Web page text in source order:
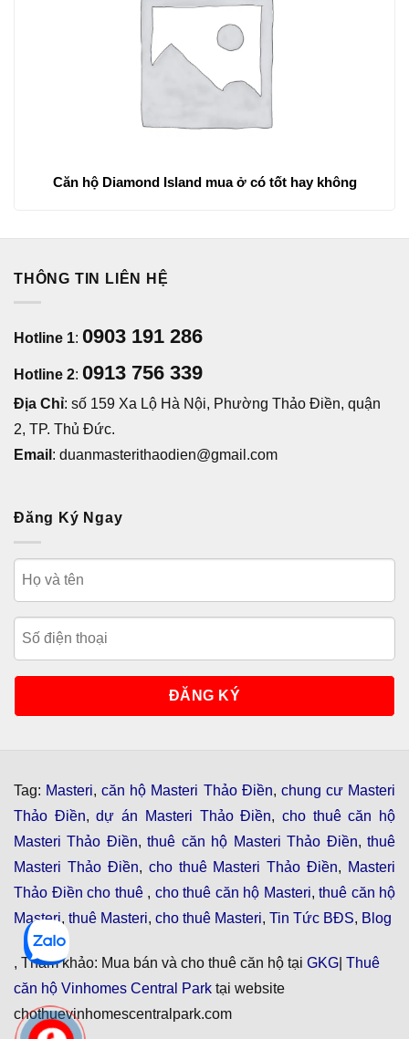
Căn hộ Diamond Island mua ở có tốt hay không
THÔNG TIN LIÊN HỆ
Hotline 1: 0903 191 286
Hotline 2: 0913 756 339
Địa Chỉ: số 159 Xa Lộ Hà Nội, Phường Thảo Điền, quận
2, TP. Thủ Đức.
Email : duanmasterithaodien@gmail.com
Đăng Ký Ngay
Tag: Masteri,căn hộ Masteri Thảo Điền, chung cư Masteri
Thảo Điền,dự án Masteri Thảo Điền, cho thuê căn hộ
Masteri Thảo Điền,thuê căn hộ Masteri Thảo Điền,thuê
Masteri Thảo Điền, cho thuê Masteri Thảo Điền, Masteri
Thảo Điền cho thuê , cho thuê căn hộ Masteri, thuê căn hộ
Masteri, thuê Masteri, cho thuê Masteri, Tin Tức BĐS, Blog
, Tham khảo: Mua bán và cho thuê căn hộ tại GKG Thuê
căn hộ Vinhomes Central Park tại website
chothuevinhomescentralpark.com